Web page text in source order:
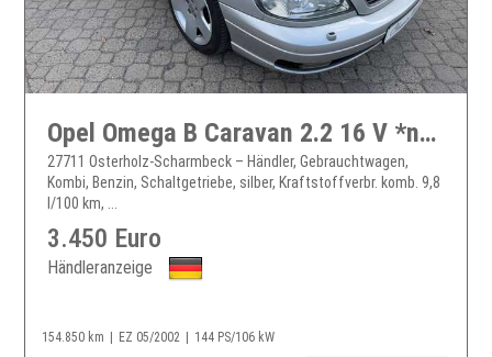
Opel Omega B Caravan 2.2 16 V *nur 155 TKM*HU a.W. neu*Xenon*AHK*Zahnriemen neu*
27711 Osterholz-Scharmbeck – Händler, Gebrauchtwagen,
Kombi, Benzin, Schaltgetriebe, silber, Kraftstoffverbr. komb. 9,8
l/100 km, ...
3.450 Euro
Händleranzeige
154.850 km EZ 05/2002 144 PS/106 kW